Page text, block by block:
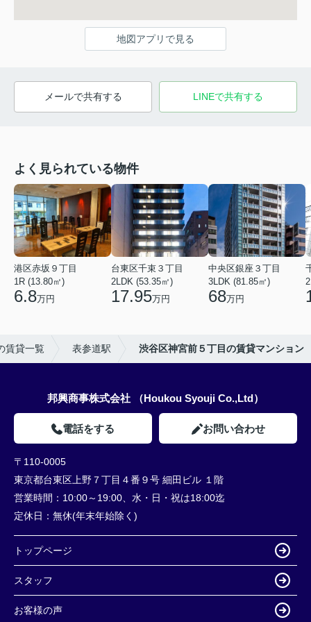
地図アプリで見る
メールで共有する LINEで共有する
よく見られている物件
港区赤坂９丁目
1R (13.80㎡)
6.8万円
台東区千束３丁目
2LDK (53.35㎡)
17.95万円
中央区銀座３丁目
3LDK (81.85㎡)
68万円
賃貸一覧 表参道駅 渋谷区神宮前５丁目の賃貸マンション
邦興商事株式会社 （Houkou Syouji Co.,Ltd）
電話をする お問い合わせ
〒110-0005
東京都台東区上野７丁目４番９号 細田ビル １階
営業時間： 10:00～19:00、水・日・祝は18:00迄
定休日： 無休(年末年始除く)
トップページ
スタッフ
お客様の声